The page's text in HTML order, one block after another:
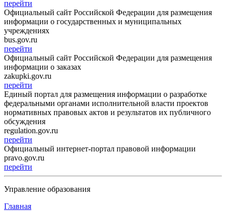
перейти
Официальный сайт Российской Федерации для размещения
информации о государственных и муниципальных
учреждениях
bus.gov.ru
перейти
Официальный сайт Российской Федерации для размещения
информации о заказах
zakupki.gov.ru
перейти
Единый портал для размещения информации о разработке
федеральными органами исполнительной власти проектов
нормативных правовых актов и результатов их публичного
обсуждения
regulation.gov.ru
перейти
Официальный интернет-портал правовой информации
pravo.gov.ru
перейти
Управление образования
Главная